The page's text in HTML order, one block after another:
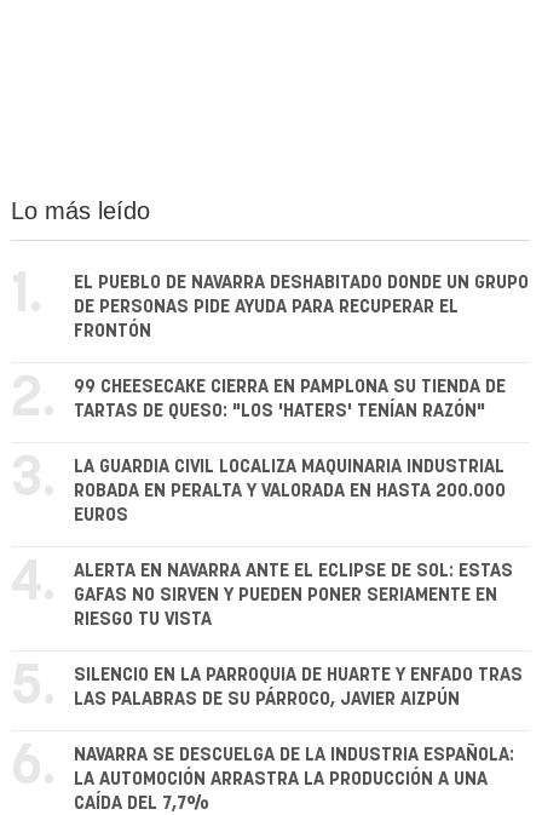
Lo más leído
1.
EL PUEBLO DE NAVARRA DESHABITADO DONDE UN GRUPO
DE PERSONAS PIDE AYUDA PARA RECUPERAR EL
FRONTÓN
2.
99 CHEESECAKE CIERRA EN PAMPLONA SU TIENDA DE
TARTAS DE QUESO: "LOS 'HATERS' TENÍAN RAZÓN"
3.
LA GUARDIA CIVIL LOCALIZA MAQUINARIA INDUSTRIAL
ROBADA EN PERALTA Y VALORADA EN HASTA 200.000
EUROS
4.
ALERTA EN NAVARRA ANTE EL ECLIPSE DE SOL: ESTAS
GAFAS NO SIRVEN Y PUEDEN PONER SERIAMENTE EN
RIESGO TU VISTA
5.
SILENCIO EN LA PARROQUIA DE HUARTE Y ENFADO TRAS
LAS PALABRAS DE SU PÁRROCO, JAVIER AIZPÚN
6.
NAVARRA SE DESCUELGA DE LA INDUSTRIA ESPAÑOLA:
LA AUTOMOCIÓN ARRASTRA LA PRODUCCIÓN A UNA
CAÍDA DEL 7,7%